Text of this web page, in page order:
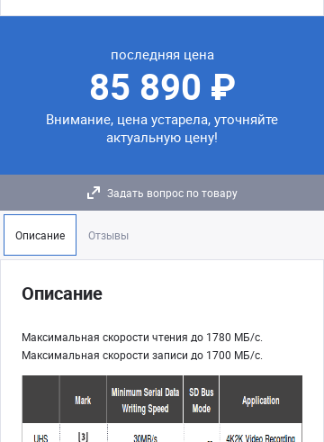
последняя цена
85 890 ₽
Внимание, цена устарела, уточняйте
актуальную цену!
Задать вопрос по товару
Описание Отзывы
Описание
Максимальная скорости чтения до 1780 МБ/с.
Максимальная скорости записи до 1700 МБ/с.